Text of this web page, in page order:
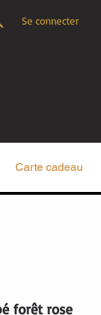
forêt rose
Carte cadeau
Se connecter